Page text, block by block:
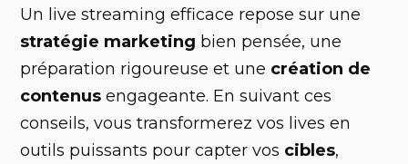
Un live streaming efficace repose sur une
stratégie marketing bien pensée, une
préparation rigoureuse et une création de
contenus engageante. En suivant ces
conseils, vous transformerez vos lives en
outils puissants pour capter vos cibles,